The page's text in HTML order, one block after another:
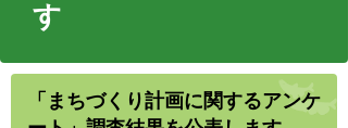
す
「まちづくり計画に関するアンケ